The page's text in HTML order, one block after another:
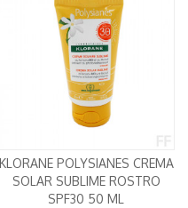
KLORANE POLYSIANES CREMA
SOLAR SUBLIME ROSTRO
SPF30 50 ML